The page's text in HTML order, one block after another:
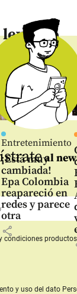
Entretenimiento
¡Está muy
cambiada!
Epa Colombia
reapareció en
redes y parece
otra
share
al
condiciones
y uso del dato